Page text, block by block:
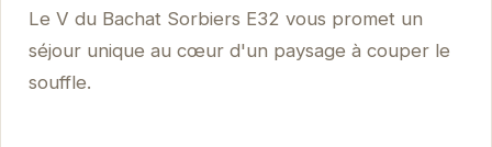
Le V du Bachat Sorbiers E32 vous promet un
séjour unique au cœur d'un paysage à couper le
souffle.